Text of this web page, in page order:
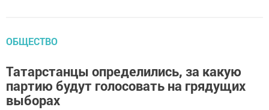
ОБЩЕСТВО
Татарстанцы определились, за какую
партию будут голосовать на грядущих
выборах